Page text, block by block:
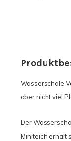
Wasserschale
aber nicht viel
Der
Miniteich erhält